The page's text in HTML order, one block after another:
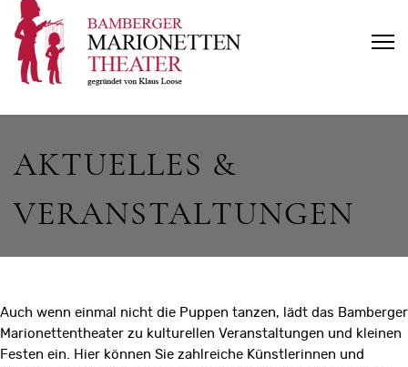
AKTUELLES &
VERANSTALTUNGEN
Auch wenn einmal nicht die Puppen tanzen, lädt das Bamberger
Marionettentheater zu kulturellen Veranstaltungen und kleinen
Festen ein. Hier können Sie zahlreiche Künstlerinnen und